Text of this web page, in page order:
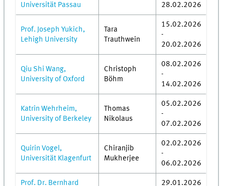
Universität Passau
28.02.2026
Prof. Joseph Yukich,
Lehigh University
Tara
Trauthwein
15.02.2026
-
20.02.2026
Qiu Shi Wang,
University of Oxford
Christoph
Böhm
08.02.2026
-
14.02.2026
Katrin Wehrheim,
University of Berkeley
Thomas
Nikolaus
05.02.2026
-
07.02.2026
Quirin Vogel,
Universität Klagenfurt
Chiranjib
Mukherjee
02.02.2026
-
06.02.2026
Prof. Dr. Bernhard 29.01.2026